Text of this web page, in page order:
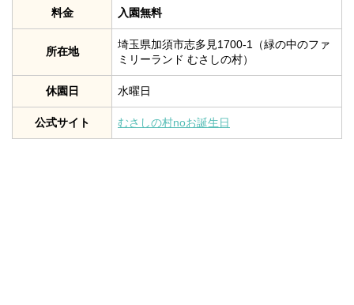
料金 入園無料
所在地
埼玉県加須市志多見1700-1（緑の中のファ
ミリーランド むさしの村）
休園日 水曜日
公式サイト むさしの村noお誕生日